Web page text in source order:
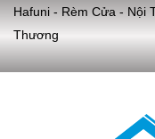
Hafuni - Rèm Cửa - Nội
Thương